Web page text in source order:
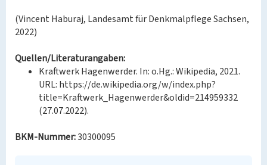
(Vincent Haburaj, Landesamt für Denkmalpflege Sachsen,
2022)
Quellen/Literaturangaben:
Kraftwerk Hagenwerder. In: o.Hg.: Wikipedia, 2021.
URL: https://de.wikipedia.org/w/index.php?
title=Kraftwerk_Hagenwerder&oldid=214959332
(27.07.2022).
BKM-Nummer:30300095